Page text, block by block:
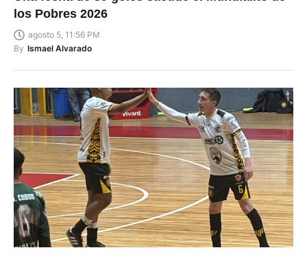
los Pobres 2026
agosto 5, 11:56 PM
By Ismael Alvarado